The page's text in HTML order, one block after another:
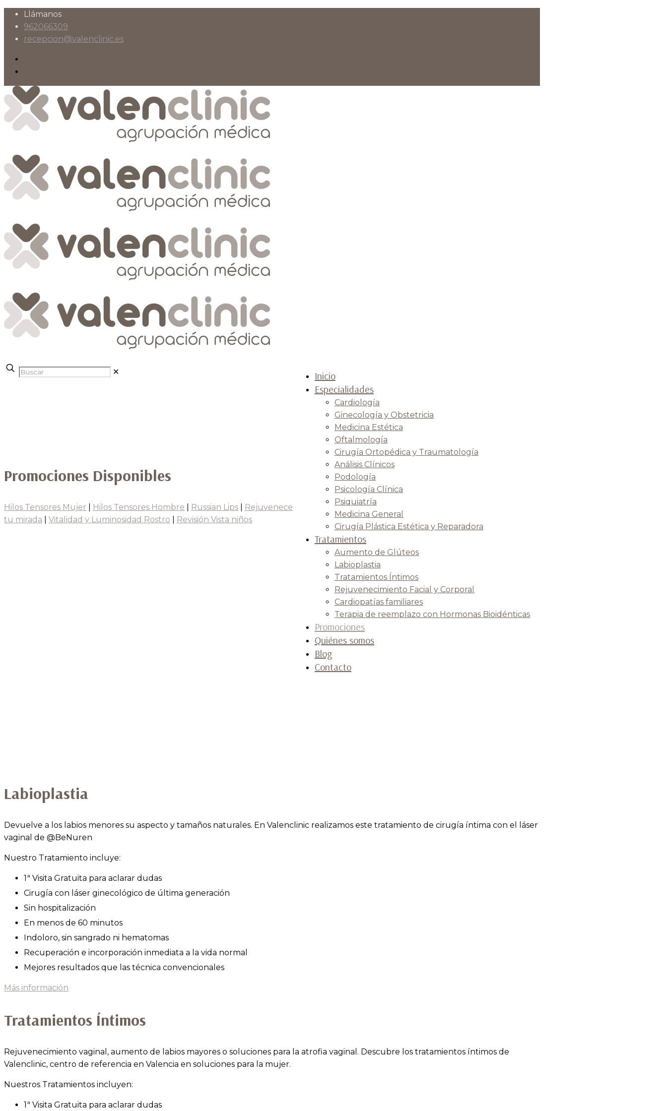
Llámanos
962066309
recepcion@valenclinic.es
Inicio
Especialidades
Cardiología
Ginecología y Obstetricia
Medicina Estética
Oftalmología
Cirugía Ortopédica y Traumatología
Análisis Clínicos
Podología
Psicología Clínica
Psiquiatría
Medicina General
Cirugía Plástica Estética y Reparadora
Tratamientos
Aumento de Glúteos
Labioplastia
Tratamientos Íntimos
Rejuvenecimiento Facial y Corporal
Cardiopatías familiares
Terapia de reemplazo con Hormonas Bioidénticas
Promociones
Quiénes somos
Blog
Contacto
✕
Promociones Disponibles
Hilos Tensores Mujer Hilos Tensores Hombre Russian Lips
Rejuvenece
tu mirada
Vitalidad y Luminosidad Rostro Revisión Vista niños
Labioplastia
Devuelve a los labios menores su aspecto y tamaños naturales. En Valenclinic realizamos este tratamiento de cirugía íntima con el láser
vaginal de @BeNuren
Nuestro Tratamiento incluye:
1ª Visita Gratuita para aclarar dudas
Cirugía con láser ginecológico de última generación
Sin hospitalización
En menos de 60 minutos
Indoloro, sin sangrado ni hematomas
Recuperación e incorporación inmediata a la vida normal
Mejores resultados que las técnica convencionales
Más información
Tratamientos Íntimos
Rejuvenecimiento vaginal, aumento de labios mayores o soluciones para la atrofia vaginal. Descubre los tratamientos íntimos de
Valenclinic, centro de referencia en Valencia en soluciones para la mujer.
Nuestros Tratamientos incluyen:
1ª Visita Gratuita para aclarar dudas